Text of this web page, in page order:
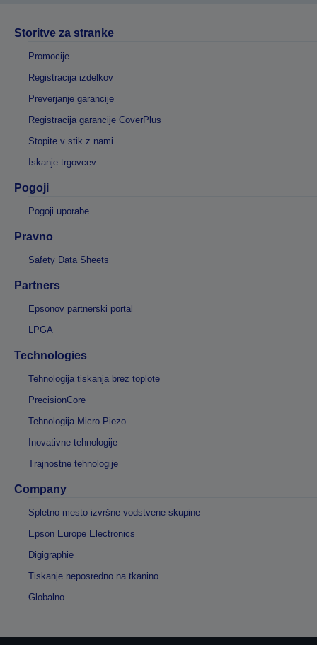
Storitve za stranke
Promocije
Registracija izdelkov
Preverjanje garancije
Registracija garancije CoverPlus
Stopite v stik z nami
Iskanje trgovcev
Pogoji
Pogoji uporabe
Pravno
Safety Data Sheets
Partners
Epsonov partnerski portal
LPGA
Technologies
Tehnologija tiskanja brez toplote
PrecisionCore
Tehnologija Micro Piezo
Inovativne tehnologije
Trajnostne tehnologije
Company
Spletno mesto izvršne vodstvene skupine
Epson Europe Electronics
Digigraphie
Tiskanje neposredno na tkanino
Globalno